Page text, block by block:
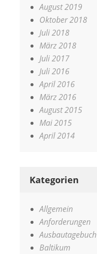
August 2019
Oktober 2018
Juli 2018
März 2018
Juli 2017
Juli 2016
April 2016
März 2016
August 2015
Mai 2015
April 2014
Kategorien
Allgemein
Anforderungen
Ausbautagebuch
Baltikum